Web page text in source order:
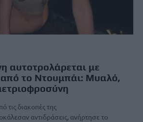
αυτοτρολάρεται με
το Ντουμπάι: Μυαλό,
τις διακοπές της
αντιδράσεις, ανήρτησε το